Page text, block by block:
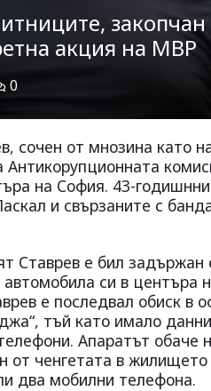
акция на МВР
0
сочен от мнозина като
Антикорупционната
на София. 43-
и свързаните с
Ставрев е бил
си в центъра
е последвал обиск в
тъй като имало
Апаратът обаче
от ченгетата в
два мобилни телефона.